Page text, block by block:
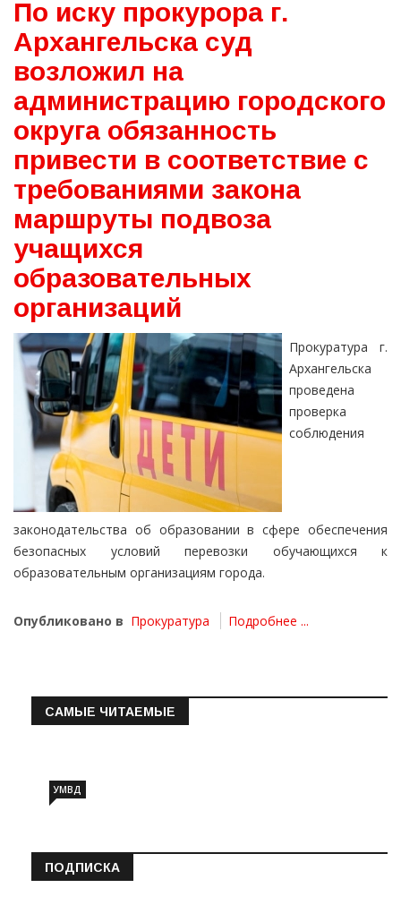
По иску прокурора г.
Архангельска суд
возложил на
администрацию городского
округа обязанность
привести в соответствие с
требованиями закона
маршруты подвоза
учащихся
образовательных
организаций
Прокуратура г.
Архангельска
проведена
проверка
соблюдения
законодательства об образовании в сфере обеспечения
безопасных условий перевозки обучающихся к
образовательным организациям города.
Опубликовано в Прокуратура Подробнее ...
САМЫЕ ЧИТАЕМЫЕ
УМВД
ПОДПИСКА